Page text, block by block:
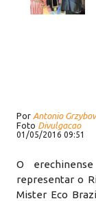
Por Antonio
Foto Divulgacao
01/05/2016 09:51
O
representar o
Mister Eco